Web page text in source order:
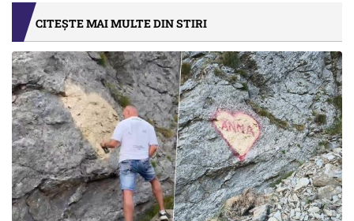
CITEȘTE MAI MULTE DIN STIRI